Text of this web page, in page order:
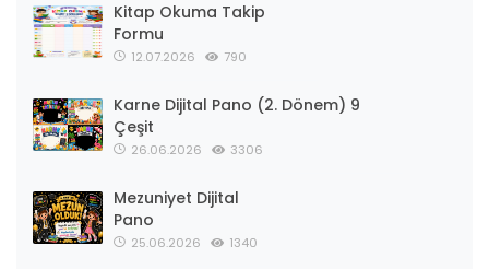
Kitap Okuma Takip
Formu
12.07.2026 790
Karne Dijital Pano (2. Dönem) 9
Çeşit
26.06.2026 3306
Mezuniyet Dijital
Pano
25.06.2026 1340